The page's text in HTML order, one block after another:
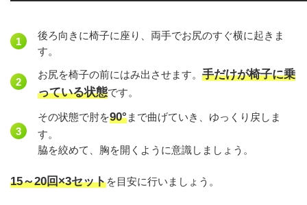
後ろ向きに椅子に座り、両手でお尻のすぐ横に起きま
す。
お尻を椅子の前にはみ出させます。 手だけが椅子に乗
っている状態です。
その状態で肘を90°まで曲げていき、ゆっくり戻しま
す。
脇を絞めて、胸を開くように意識しましょう。
15～20回×3セットを目安に行いましょう。